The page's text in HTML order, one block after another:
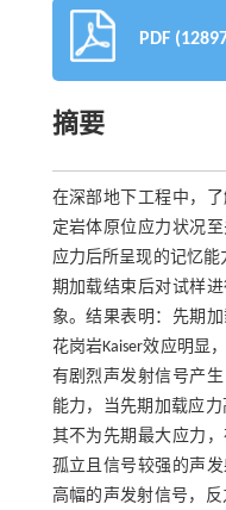
PDF
摘要
在深部地下工程中，
定岩体原位应力状况
应力后所呈现的记忆
期加载结束后对试样
象。结果表明：先期
花岗岩Kaiser效应明显
有剧烈声发射信号产
能力，当先期加载应
其不为先期最大应力
孤立且信号较强的声
高幅的声发射信号，